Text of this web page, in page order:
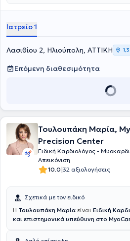
Ιπποκράτειο. Είναι πιστοποιημένη για
κλπ. Στο ιδιωτικό της ιατρείο
κλινικής κι εργαστηριακής καρδιολογίας.
Ιατρείο 1
Λασιθίου 2, Ηλιούπολη, ΑΤΤΙΚΗ
Επόμενη διαθεσιμότητα
Τουλουπάκη Μαρία,
Precision Center
Ειδική Καρδιολόγος -
Απεικόνιση
10.0|32 αξιολογήσεις
Σχετικά με τον ειδικό
Η Τουλουπάκη Μαρία είναι Ειδική
και επιστημονικά υπεύθυνη στο
στις
Μυοκαρδιοπάθειες και την